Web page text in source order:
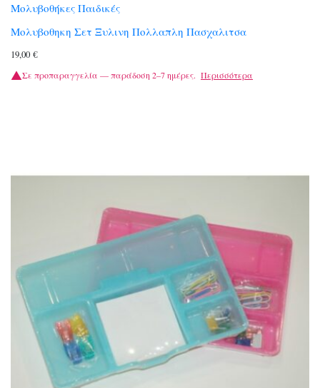
Μολυβοθήκες Παιδικές
Μολυβοθηκη Σετ Ξυλινη Πολλαπλη Πασχαλιτσα
19,00 €
Σε προπαραγγελία — παράδοση 2–7 ημέρες. Περισσότερα